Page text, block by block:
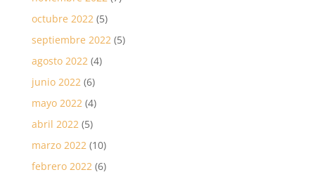
octubre 2022(5)
septiembre 2022(5)
agosto 2022(4)
junio 2022(6)
mayo 2022(4)
abril 2022(5)
marzo 2022(10)
febrero 2022(6)